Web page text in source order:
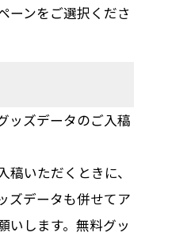
ーンをご選択くださ
ッズデータのご入稿
稿いただくときに、
ズデータも併せてア
いします。無料グッ